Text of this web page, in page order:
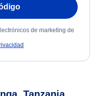
de marketing de